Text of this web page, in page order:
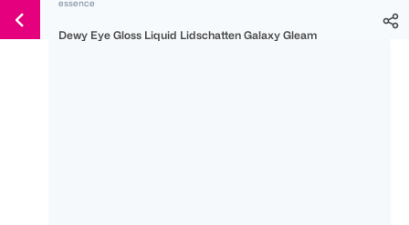
150 Ös
300 Ös
500 Ös
Weiter
zum
essence
Dewy Eye Gloss Liquid Lidschatten Galaxy Gleam